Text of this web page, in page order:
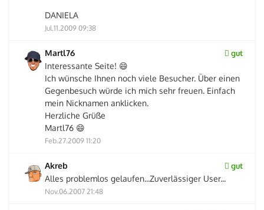
DANIELA
Jul.11.2009 09:38
Martl76 gut
Interessante Seite! 😄
Ich wünsche Ihnen noch viele Besucher. Über einen
Gegenbesuch würde ich mich sehr freuen. Einfach
mein Nicknamen anklicken.
Herzliche Grüße
Martl76 😄
Feb.27.2009 11:20
Akreb gut
Alles problemlos gelaufen...Zuverlässiger User...
Nov.06.2007 21:48